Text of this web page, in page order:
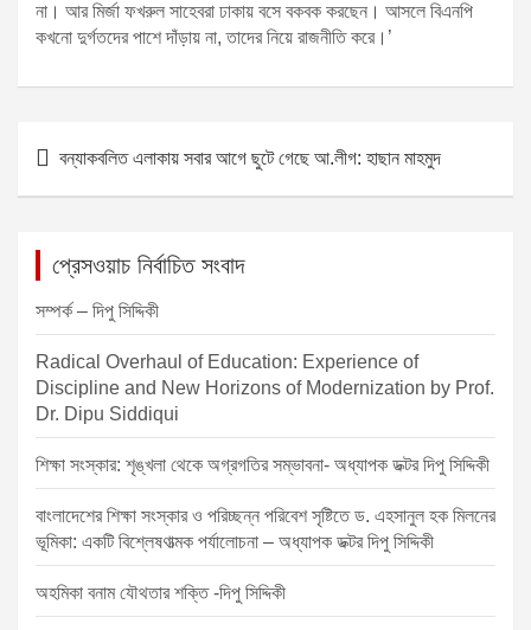
না। আর মির্জা ফখরুল সাহেবরা ঢাকায় বসে বকবক করছেন। আসলে বিএনপি
কখনো দুর্গতদের পাশে দাঁড়ায় না, তাদের নিয়ে রাজনীতি করে।’
P
বন্যাকবলিত এলাকায় সবার আগে ছুটে গেছে আ.লীগ: হাছান মাহমুদ
প্রেসওয়াচ নির্বাচিত সংবাদ
সম্পর্ক – দিপু সিদ্দিকী
Radical Overhaul of Education: Experience of
Discipline and New Horizons of Modernization by Prof.
Dr. Dipu Siddiqui
শিক্ষা সংস্কার: শৃঙ্খলা থেকে অগ্রগতির সম্ভাবনা- অধ্যাপক ডক্টর দিপু সিদ্দিকী
বাংলাদেশের শিক্ষা সংস্কার ও পরিচ্ছন্ন পরিবেশ সৃষ্টিতে ড. এহসানুল হক মিলনের
ভূমিকা: একটি বিশ্লেষণাত্মক পর্যালোচনা – অধ্যাপক ডক্টর দিপু সিদ্দিকী
অহমিকা বনাম যৌথতার শক্তি -দিপু সিদ্দিকী